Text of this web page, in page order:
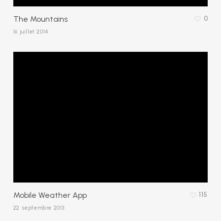
The Mountains
16 juillet 2014
0
Mobile Weather App
22 septembre 2013
115